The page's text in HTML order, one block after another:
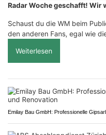
Radar Woche geschafft! Wir
Schaust du die WM beim
den anderen Fans, egal wie
Weiterlesen
Emilay Bau GmbH: Professionelle